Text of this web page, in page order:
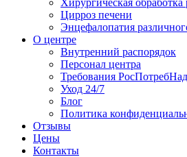
Хирургическая обработка
Цирроз печени
Энцефалопатия
О центре
Внутренний распорядок
Персонал центра
Требования
Уход 24/7
Блог
Политика
Отзывы
Цены
Контакты